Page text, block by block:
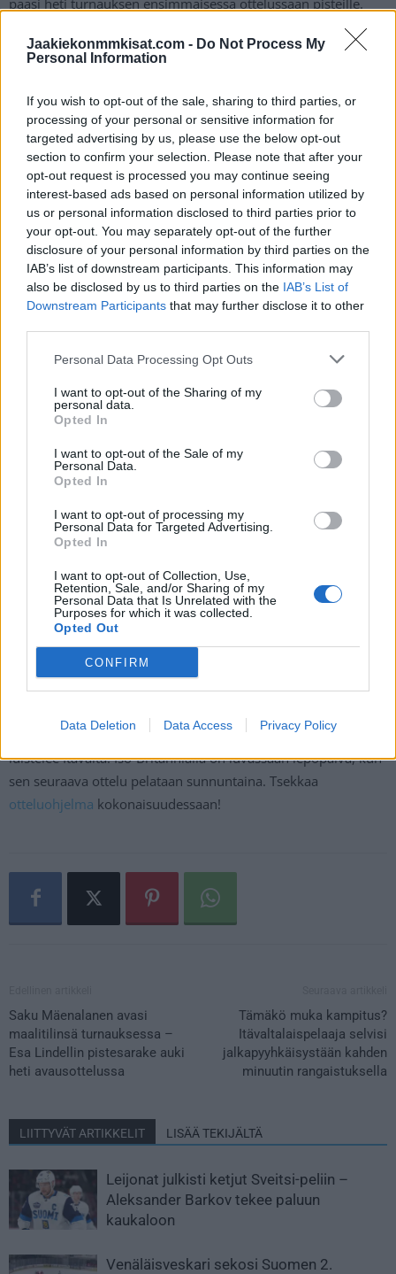
Jaakiekonmmkisat.com - Do Not Process My
Personal Information
If you wish to opt-out of the sale, sharing to third parties, or
processing of your personal or sensitive information for
targeted advertising by us, please use the below opt-out
section to confirm your selection. Please note that after your
opt-out request is processed you may continue seeing
interest-based ads based on personal information utilized by
us or personal information disclosed to third parties prior to
your opt-out. You may separately opt-out of the further
disclosure of your personal information by third parties on the
IAB’s list of downstream participants. This information may
also be disclosed by us to third parties on the IAB’s List of
Downstream Participants that may further disclose it to other
Personal Data Processing Opt Outs
I want to opt-out of the Sharing of my
personal data.
Opted In
I want to opt-out of the Sale of my
Personal Data.
Opted In
I want to opt-out of processing my
Personal Data for Targeted Advertising.
Opted In
I want to opt-out of Collection, Use,
Retention, Sale, and/or Sharing of my
Personal Data that Is Unrelated with the
Purposes for which it was collected.
Opted Out
CONFIRM
Data Deletion Data Access Privacy Policy
SAKU MÄENALANEN MAKES IT 5-0
PIC.TWITTER.COM/6ZA3QO60GN
— Hockey News Hub (@HockeyNewsHub)May 20, 2022
Myös Leijonien ylivoima sai onnistumisen. Iso-Britannia
tarjosi jälleen avustusta, kunToni Rajalanlaukoma kiekko
kimpoiliomista pelaajista verkon perukoille. Syötöt maaliin
merkattiin Miro HeiskasellejaHarri Pesoselle, eli myös
Heiskanen avasi pistetilinsä heti avausottelussa.
TONI RAJALA ON THE PP MAKES IT 6-0
FINLAND
PIC.TWITTER.COM/9BOVIKD3CL
Rajalan maali jäi ottelun viimeiseksi ja näin ollen tulostaululle
jäi lukemat 6-0.
Jussi Olkinuora pelasi turnauksessa
kolmannen ottelunsa ja nappasi kolmannen voittonsa.
Olkinuora on päästänyt turnauksessa toistaiseksi vain yhden
maalin, eli Leijonien vahdilla on taskussa kaksi nollapeliä.
Suomi kohtaa lauantaina Itävallan – Iso-
Britannia saa vapaapäivän lauantaille
Tampereen iltapäiväottelussa kello 16:20 alkaen vastaan
luistelee Itävalta. Iso-Britannialla on luvassaan lepopäivä, kun
sen seuraava ottelu pelataan sunnuntaina. Tsekkaa
otteluohjelma kokonaisuudessaan!
Saku Mäenalanen avasi
maalitilinsä turnauksessa –
Esa Lindellin pistesarake auki
heti avausottelussa
Tämäkö muka kampitus?
Itävaltalaispelaaja selvisi
jalkapyyhkäisystään kahden
minuutin rangaistuksella
LIITTYVÄT ARTIKKELIT LISÄÄ TEKIJÄLTÄ
Leijonat julkisti ketjut Sveitsi-peliin –
Aleksander Barkov tekee paluun
kaukaloon
Venäläisveskari sekosi Suomen 2.